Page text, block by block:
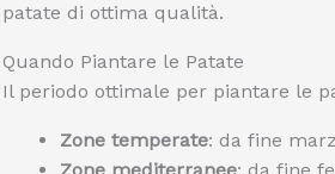
patate di ottima qualità.
Quando Piantare le Patate
Il periodo ottimale per piantare le
Zone temperate: da fine